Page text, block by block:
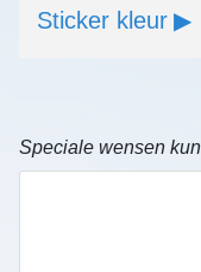
Sticker kleur
Speciale wensen